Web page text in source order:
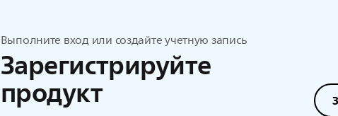
Выполните вход или создайте учетную запись
Зарегистрируйте
продукт